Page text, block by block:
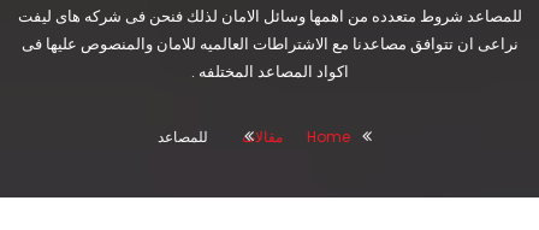
للمصاعد شروط متعدده من اهمها وسائل الامان لذلك فنحن فى شركه هاى ليفت
نراعى ان تتوافق مصاعدنا مع الاشتراطات العالميه للامان والمنصوص عليها فى
اكواد المصاعد المختلفه .
Home مقالات للمصاعد